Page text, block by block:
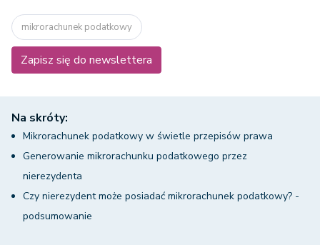
mikrorachunek podatkowy
Zapisz się do newslettera
Na skróty:
Mikrorachunek podatkowy w świetle przepisów prawa
Generowanie mikrorachunku podatkowego przez
nierezydenta
Czy nierezydent może posiadać mikrorachunek podatkowy? -
podsumowanie